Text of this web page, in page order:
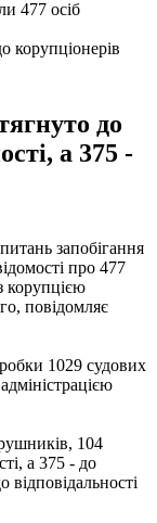
корупціонерів
до
а 375 -
запобігання
про 477
корупцією
повідомляє
1029 судових
104
а 375 - до
відповідальності